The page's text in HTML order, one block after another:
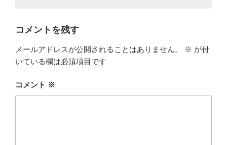
コメントを残す
メールアドレスが公開されることはありません。 ※ が付
いている欄は必須項目です
コメント ※